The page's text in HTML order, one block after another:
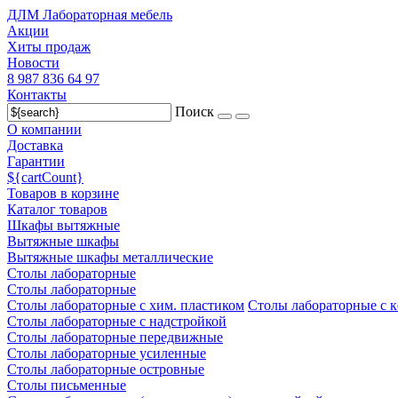
ДЛМ Лабораторная мебель
Акции
Хиты продаж
Новости
8 987 836 64 97
Контакты
Поиск
О компании
Доставка
Гарантии
${cartCount}
Товаров в корзине
Каталог товаров
Шкафы вытяжные
Вытяжные шкафы
Вытяжные шкафы металлические
Столы лабораторные
Столы лабораторные
Столы лабораторные с хим. пластиком Столы лабораторные с
Столы лабораторные с надстройкой
Столы лабораторные передвижные
Столы лабораторные усиленные
Столы лабораторные островные
Столы письменные